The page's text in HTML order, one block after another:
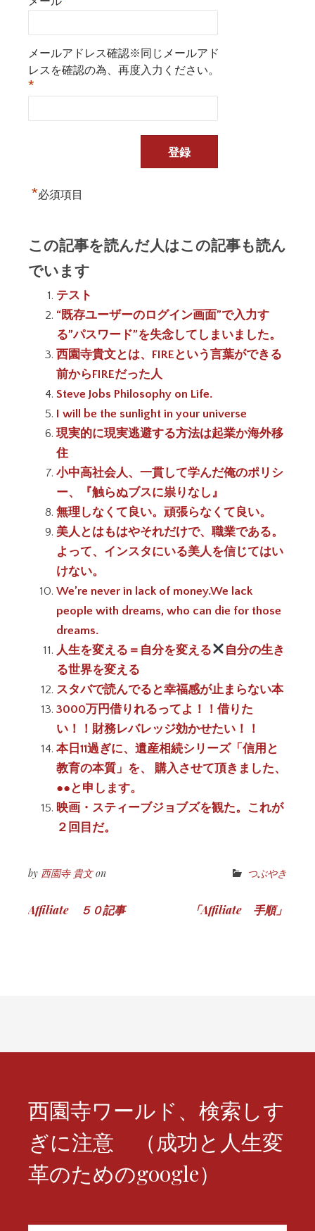
メールアドレス確認※同じメールアド
レスを確認の為、再度入力ください。
*
*必須項目
この記事を読んだ人はこの記事も読ん
でいます
テスト
“既存ユーザーのログイン画面”で入力す
る”パスワード”を失念してしまいました。
西園寺貴文とは、FIREという言葉ができる
前からFIREだった人
Steve Jobs Philosophy on Life.
I will be the sunlight in your universe
現実的に現実逃避する方法は起業か海外移
住
小中高社会人、一貫して学んだ俺のポリシ
ー、『触らぬブスに祟りなし』
無理しなくて良い。頑張らなくて良い。
美人とはもはやそれだけで、職業である。
よって、インスタにいる美人を信じてはい
けない。
We’re never in lack of money.We lack
people with dreams, who can die for those
dreams.
人生を変える＝自分を変える
自分の生き
る世界を変える
スタバで読んでると幸福感が止まらない本
3000万円借りれるってよ！！借りた
い！！財務レバレッジ効かせたい！！
本日11過ぎに、遺産相続シリーズ「信用と
教育の本質」を、 購入させて頂きました、
●●と申します。
映画・スティーブジョブズを観た。これが
２回目だ。
by 西園寺 貴文on つぶやき
投
ン
Affiliate ５０記事 「Affiliate 手順」
西園寺ワールド、検索しす
ぎに注意 （成功と人生変
革のためのgoogle）